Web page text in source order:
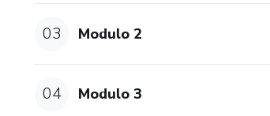
03 Modulo 2
04 Modulo 3